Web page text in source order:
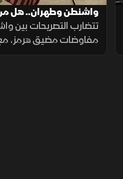
واشنطن وطهران.. هل
تتضارب التصريحات بين
مفاوضات مضيق هرمز،
اتفاق محتمل ونفي